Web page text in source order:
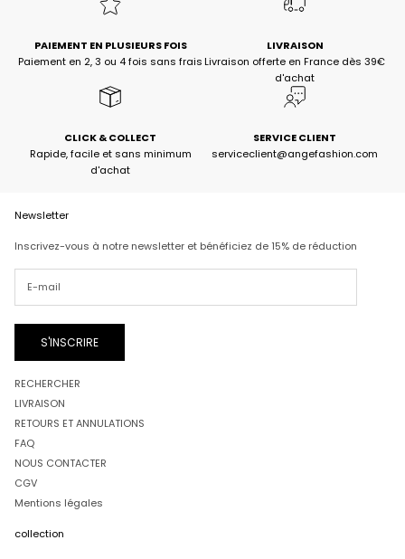
PAIEMENT EN PLUSIEURS FOIS
Paiement en 2, 3 ou 4 fois sans frais
LIVRAISON
Livraison offerte en France dès 39€
d'achat
CLICK & COLLECT
Rapide, facile et sans minimum
d'achat
SERVICE CLIENT
serviceclient@angefashion.com
Newsletter
Inscrivez-vous à notre newsletter et bénéficiez de 15% de réduction
S'INSCRIRE
RECHERCHER
LIVRAISON
RETOURS ET ANNULATIONS
FAQ
NOUS CONTACTER
CGV
Mentions légales
collection